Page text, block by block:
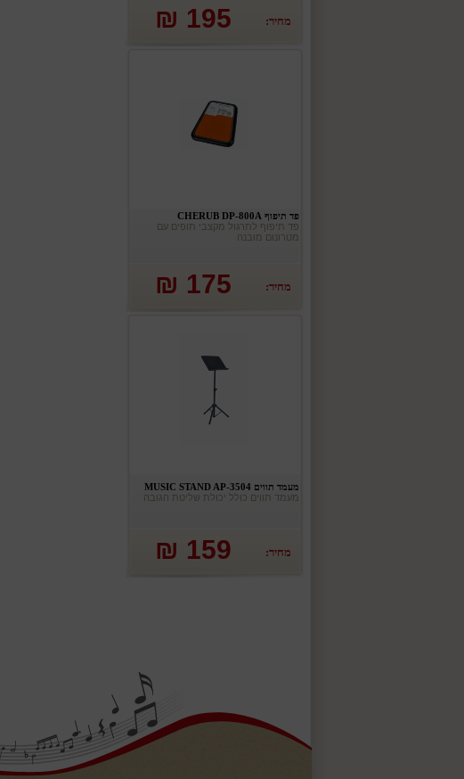
מחיר: 195 ₪
פד תיפוף CHERUB DP-800A
פד תיפוף לתרגול מקצבי תופים עם
מטרונום מובנה
מחיר: 175 ₪
מעמד תווים MUSIC STAND AP-3504
מעמד תווים כולל יכולת שליטת הגובה
מחיר: 159 ₪